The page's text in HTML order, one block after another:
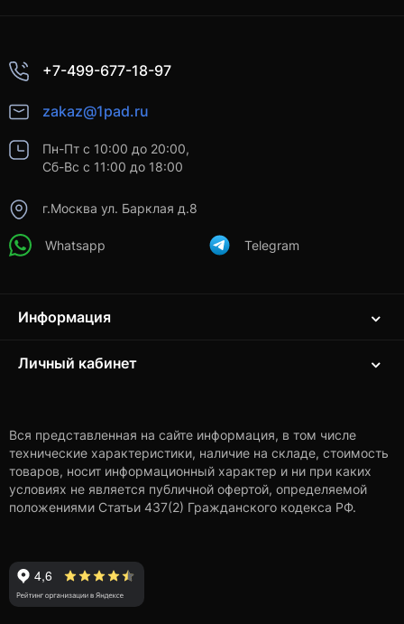
+7-499-677-18-97
zakaz@1pad.ru
Пн-Пт с 10:00 до 20:00,
Сб-Вс с 11:00 до 18:00
г.Москва ул. Барклая д.8
Whatsapp Telegram
Информация
Личный кабинет
Вся представленная на сайте информация, в том числе
технические характеристики, наличие на складе, стоимость
товаров, носит информационный характер и ни при каких
условиях не является публичной офертой, определяемой
положениями Статьи 437(2) Гражданского кодекса РФ.